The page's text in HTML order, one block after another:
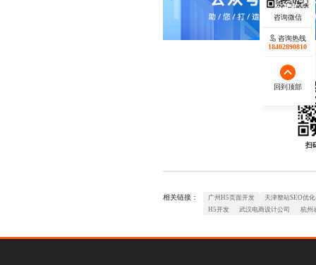
扫
相关链接： 广州H5页面开发
天津整站SEO优
H5开发
武汉电商设计公司 杭州
咨询热线
17723342546
回到顶部
咨询热线
18402890810
回到顶部